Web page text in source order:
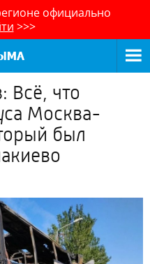
официально
>>>
Всё, что
Москва-
был